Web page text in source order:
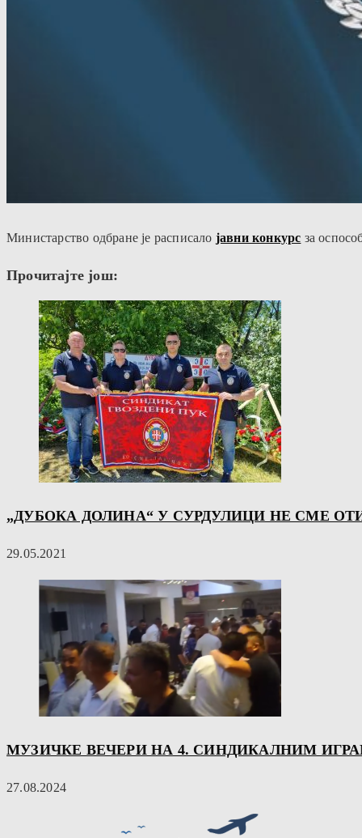
Министарство одбране је расписало јавни конкурс за
Прочитајте још:
„ДУБОКА ДОЛИНА“ У СУРДУЛИЦИ НЕ СМЕ
29.05.2021
МУЗИЧКЕ ВЕЧЕРИ НА 4. СИНДИКАЛНИМ
27.08.2024